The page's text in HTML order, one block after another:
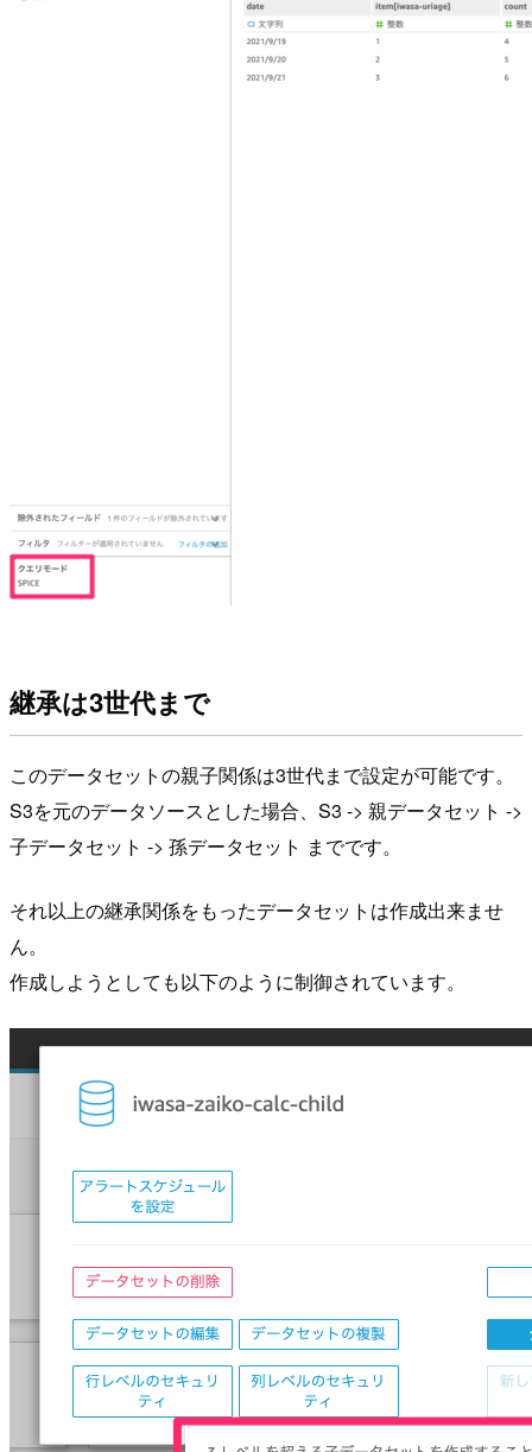
継承は3世代まで
このデータセットの親子関係は3世代まで設定が可能です。
S3を元のデータソースとした場合、S3 -> 親データセット ->
子データセット -> 孫データセット までです。
それ以上の継承関係をもったデータセットは作成出来ませ
ん。
作成しようとしても以下のように制御されています。